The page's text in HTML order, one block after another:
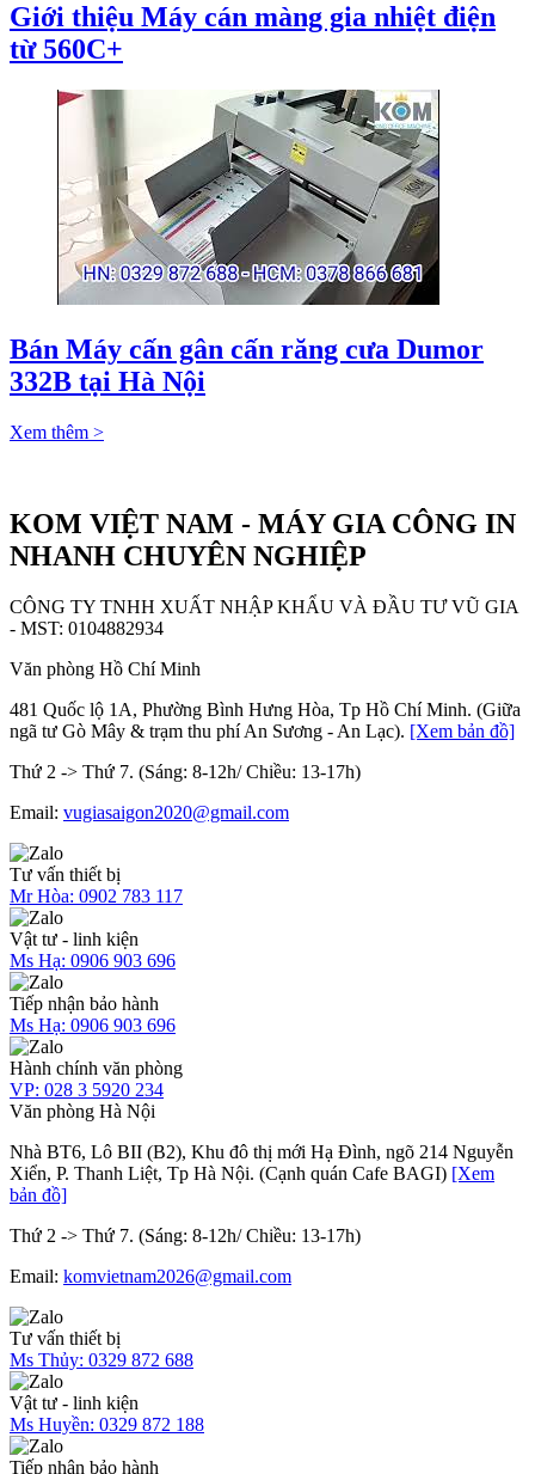
Giới thiệu Máy cán màng gia nhiệt điện
từ 560C+
Bán Máy cấn gân cấn răng cưa Dumor
332B tại Hà Nội
Xem thêm >
KOM VIỆT NAM - MÁY GIA CÔNG IN
NHANH CHUYÊN NGHIỆP
CÔNG TY TNHH XUẤT NHẬP KHẨU VÀ ĐẦU TƯ VŨ GIA
- MST: 0104882934
Văn phòng Hồ Chí Minh
481 Quốc lộ 1A, Phường Bình Hưng Hòa, Tp Hồ Chí Minh. (Giữa
ngã tư Gò Mây & trạm thu phí An Sương - An Lạc). [Xem bản đồ]
Thứ 2 -> Thứ 7. (Sáng: 8-12h/ Chiều: 13-17h)
Email: vugiasaigon2020@gmail.com
Tư vấn thiết bị
Mr Hòa: 0902 783 117
Vật tư - linh kiện
Ms Hạ: 0906 903 696
Tiếp nhận bảo hành
Ms Hạ: 0906 903 696
Hành chính văn phòng
VP: 028 3 5920 234
Văn phòng Hà Nội
Nhà BT6, Lô BII (B2), Khu đô thị mới Hạ Đình, ngõ 214 Nguyễn
Xiển, P. Thanh Liệt, Tp Hà Nội. (Cạnh quán Cafe BAGI) [Xem
bản đồ]
Thứ 2 -> Thứ 7. (Sáng: 8-12h/ Chiều: 13-17h)
Email: komvietnam2026@gmail.com
Tư vấn thiết bị
Ms Thủy: 0329 872 688
Vật tư - linh kiện
Ms Huyền: 0329 872 188
Tiếp nhận bảo hành